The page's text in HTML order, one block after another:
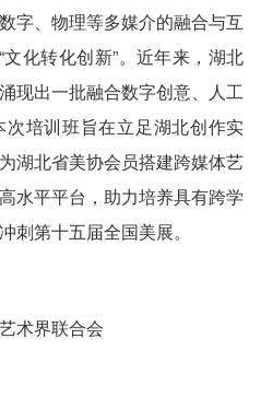
字、物理等多媒介的融合与互
化转化创新”。近年来，湖北
现出一批融合数字创意、人工
培训班旨在立足湖北创作实
湖北省美协会员搭建跨媒体艺
水平平台，助力培养具有跨学
刺第十五届全国美展。
术界联合会